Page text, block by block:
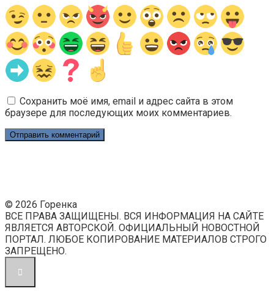
Сохранить моё имя, email и адрес сайта в этом
браузере для последующих моих комментариев.
© 2026 Горенка
ВСЕ ПРАВА ЗАЩИЩЕНЫ. ВСЯ ИНФОРМАЦИЯ НА САЙТЕ
ЯВЛЯЕТСЯ АВТОРСКОЙ. ОФИЦИАЛЬНЫЙ НОВОСТНОЙ
ПОРТАЛ. ЛЮБОЕ КОПИРОВАНИЕ МАТЕРИАЛОВ СТРОГО
ЗАПРЕЩЕНО.